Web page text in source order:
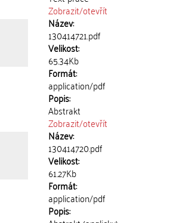
Zobrazit/otevřít
Název:
130414721.pdf
Velikost:
65.34Kb
Formát:
application/pdf
Popis:
Abstrakt
Zobrazit/otevřít
Název:
130414720.pdf
Velikost:
61.27Kb
Formát:
application/pdf
Popis: